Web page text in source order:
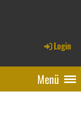
Login
Menü